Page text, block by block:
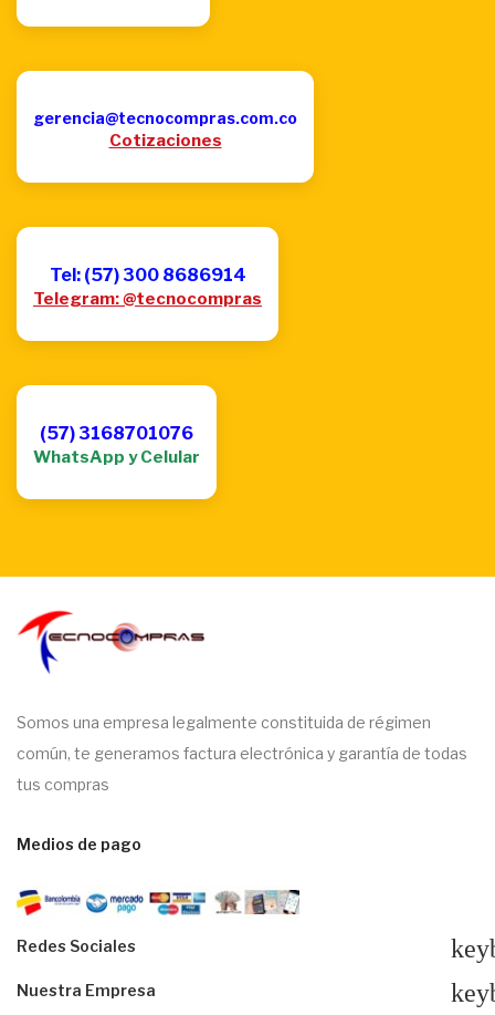
gerencia@tecnocompras.com.co
Cotizaciones
Tel: (57) 300 8686914
Telegram: @tecnocompras
(57) 3168701076
WhatsApp y Celular
Somos una empresa legalmente constituida de régimen
común, te generamos factura electrónica y garantía de todas
tus compras
Medios de pago
Redes Sociales
Nuestra Empresa